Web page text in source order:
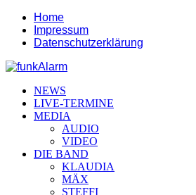
Home
Impressum
Datenschutzerklärung
NEWS
LIVE-TERMINE
MEDIA
AUDIO
VIDEO
DIE BAND
KLAUDIA
MÄX
STEFFI